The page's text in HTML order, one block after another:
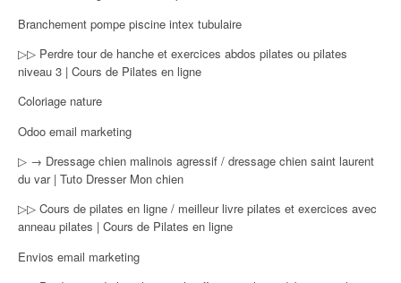
Branchement pompe piscine intex tubulaire
▷▷ Perdre tour de hanche et exercices abdos pilates ou pilates
niveau 3 | Cours de Pilates en ligne
Coloriage nature
Odoo email marketing
▷ → Dressage chien malinois agressif / dressage chien saint laurent
du var | Tuto Dresser Mon chien
▷▷ Cours de pilates en ligne / meilleur livre pilates et exercices avec
anneau pilates | Cours de Pilates en ligne
Envios email marketing